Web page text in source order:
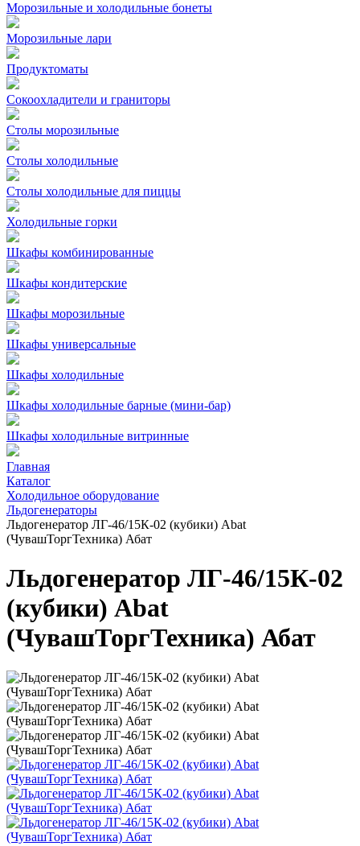
Морозильные и холодильные бонеты
Морозильные лари
Продуктоматы
Сокоохладители и граниторы
Столы морозильные
Столы холодильные
Столы холодильные для пиццы
Холодильные горки
Шкафы комбинированные
Шкафы кондитерские
Шкафы морозильные
Шкафы универсальные
Шкафы холодильные
Шкафы холодильные барные (мини-бар)
Шкафы холодильные витринные
Главная
Каталог
Холодильное оборудование
Льдогенераторы
Льдогенератор ЛГ-46/15К-02 (кубики) Abat
(ЧувашТоргТехника) Абат
Льдогенератор ЛГ-46/15К-02
(кубики) Abat
(ЧувашТоргТехника) Абат